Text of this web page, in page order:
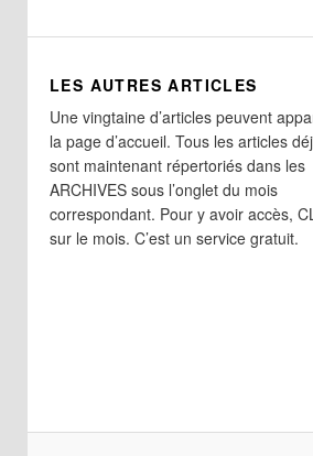
LES AUTRES ARTICLES
Une vingtaine d’articles peuvent
la page d’accueil. Tous les articles
sont maintenant répertoriés dans les
ARCHIVES sous l’onglet du mois
correspondant. Pour y avoir accès,
sur le mois. C’est un service gratuit.